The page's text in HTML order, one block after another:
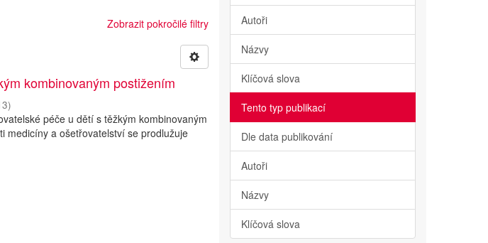
Zobrazit pokročilé filtry
kombinovaným postižením
)
péče u dětí s těžkým kombinovaným
medicíny a ošetřovatelství se prodlužuje
Autoři
Názvy
Klíčová slova
Tento typ publikací
Dle data publikování
Autoři
Názvy
Klíčová slova